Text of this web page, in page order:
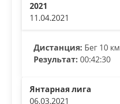
2021
11.04.2021
Дистанция: Бег 10 км
Результат: 00:42:30
Янтарная лига
06.03.2021